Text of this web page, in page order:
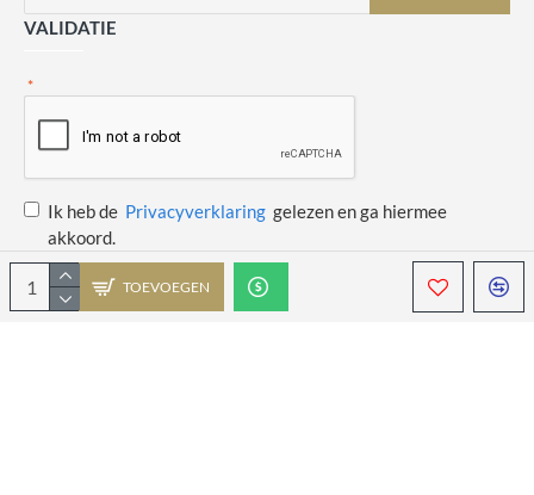
TOEVOEGEN
VALIDATIE
Ik heb de Privacyverklaring gelezen en ga hiermee
akkoord.